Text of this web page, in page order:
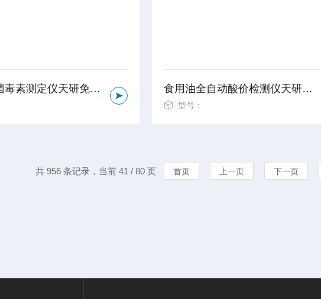
全自动真菌毒素测定仪天研免疫荧光检测仪器 食用油全自动酸价检测仪天研酸价含量测定仪
型号：
共 956 条记录，当前 41 / 80 页 首页 上一页 下一页